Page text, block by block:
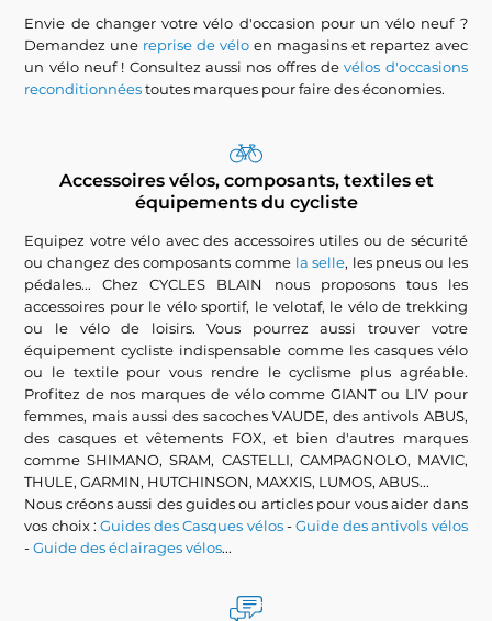
Envie de changer votre vélo d'occasion pour un vélo neuf ?
Demandez une reprise de vélo en magasins et repartez avec
un vélo neuf ! Consultez aussi nos offres devélos d'occasions
reconditionnéestoutes marques pour faire des économies.
Accessoires vélos, composants, textiles et
équipements du cycliste
Equipez votre vélo avec des accessoires utiles ou de sécurité
ou changez des composants comme la selle, les pneus ou les
pédales... Chez CYCLES BLAIN nous proposons tous les
accessoires pour le vélo sportif, le velotaf, le vélo de trekking
ou le vélo de loisirs. Vous pourrez aussi trouver votre
équipement cycliste indispensable comme les casques vélo
ou le textile pour vous rendre le cyclisme plus agréable.
Profitez de nos marques de vélo comme GIANT ou LIV pour
femmes, mais aussi des sacoches VAUDE, des antivols ABUS,
des casques et vêtements FOX, et bien d'autres marques
comme SHIMANO, SRAM, CASTELLI, CAMPAGNOLO, MAVIC,
THULE, GARMIN, HUTCHINSON, MAXXIS, LUMOS, ABUS...
Nous créons aussi des guides ou articles pour vous aider dans
vos choix :Guides des Casques vélos-Guide des antivols vélos
-Guide des éclairages vélos...